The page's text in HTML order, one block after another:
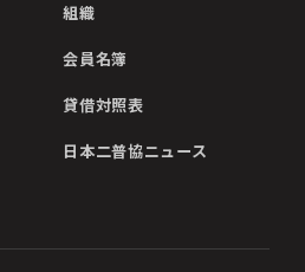
組織
会員名簿
貸借対照表
日本二普協ニュース